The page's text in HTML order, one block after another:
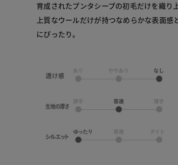
育成されたプンタシープの初毛だけを織り
上質なウールだけが持つなめらかな表面
にぴったり。